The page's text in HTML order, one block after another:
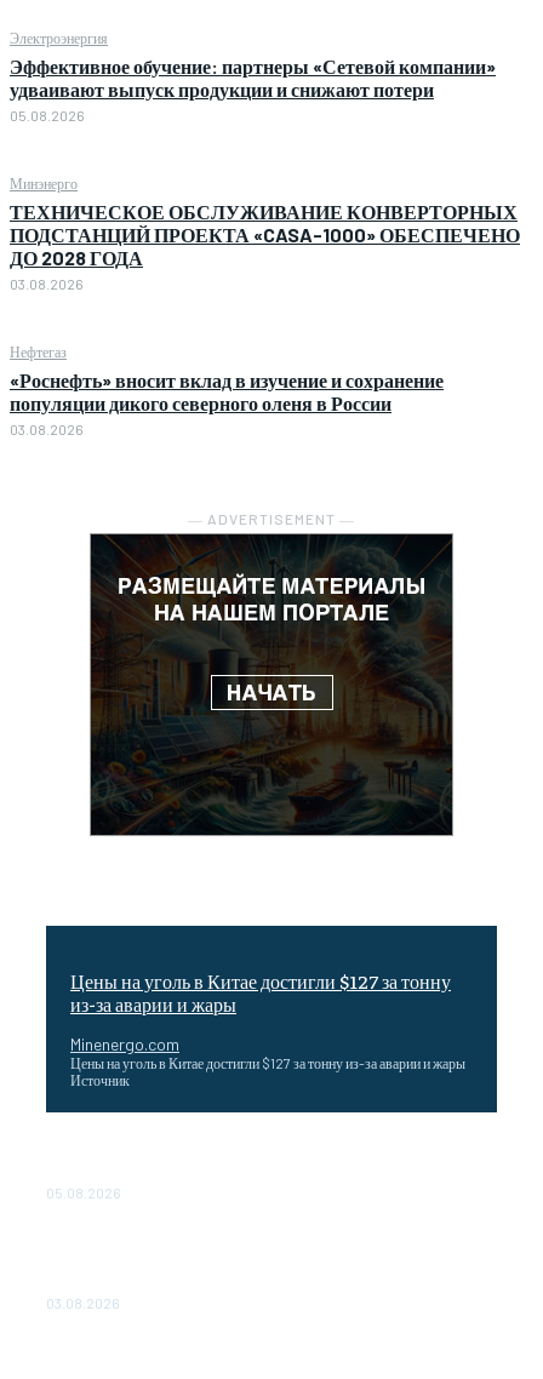
Электроэнергия
Эффективное обучение: партнеры «Сетевой компании»
удваивают выпуск продукции и снижают потери
05.08.2026
Минэнерго
ТЕХНИЧЕСКОЕ ОБСЛУЖИВАНИЕ КОНВЕРТОРНЫХ
ПОДСТАНЦИЙ ПРОЕКТА «CASA-1000» ОБЕСПЕЧЕНО
ДО 2028 ГОДА
03.08.2026
Нефтегаз
«Роснефть» вносит вклад в изучение и сохранение
популяции дикого северного оленя в России
03.08.2026
― ADVERTISEMENT ―
Цены на уголь в Китае достигли $127 за тонну
из-за аварии и жары
Minenergo.com
Цены на уголь в Китае достигли $127 за тонну из-за аварии и жары
Источник
05.08.2026
03.08.2026